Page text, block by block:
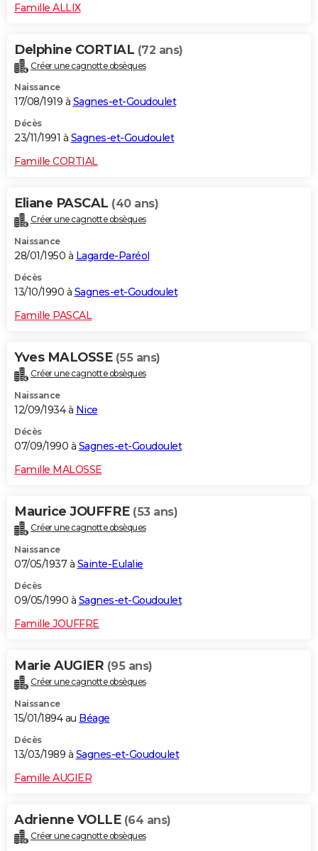
Famille ALLIX
Delphine CORTIAL (72 ans)
Créer une cagnotte obsèques
Naissance
17/08/1919 à Sagnes-et-Goudoulet
Décès
23/11/1991 à Sagnes-et-Goudoulet
Famille CORTIAL
Eliane PASCAL (40 ans)
Créer une cagnotte obsèques
Naissance
28/01/1950 à Lagarde-Paréol
Décès
13/10/1990 à Sagnes-et-Goudoulet
Famille PASCAL
Yves MALOSSE (55 ans)
Créer une cagnotte obsèques
Naissance
12/09/1934 à Nice
Décès
07/09/1990 à Sagnes-et-Goudoulet
Famille MALOSSE
Maurice JOUFFRE (53 ans)
Créer une cagnotte obsèques
Naissance
07/05/1937 à Sainte-Eulalie
Décès
09/05/1990 à Sagnes-et-Goudoulet
Famille JOUFFRE
Marie AUGIER (95 ans)
Créer une cagnotte obsèques
Naissance
15/01/1894 au Béage
Décès
13/03/1989 à Sagnes-et-Goudoulet
Famille AUGIER
Adrienne VOLLE (64 ans)
Créer une cagnotte obsèques